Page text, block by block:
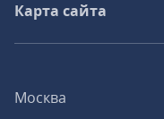
Москва
Карта сайта